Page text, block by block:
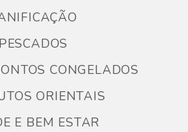
PESCADOS
CONGELADOS
ORIENTAIS
E BEM ESTAR